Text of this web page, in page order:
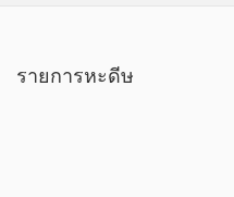
รายการหะดีษ